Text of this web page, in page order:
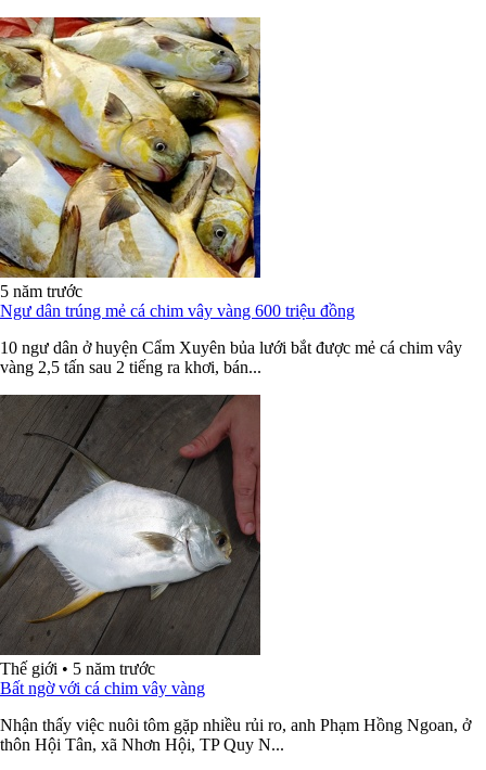
5 năm trước
Ngư dân trúng mẻ cá chim vây vàng 600 triệu đồng
10 ngư dân ở huyện Cẩm Xuyên bủa lưới bắt được mẻ cá chim vây
vàng 2,5 tấn sau 2 tiếng ra khơi, bán...
Thế giới • 5 năm trước
Bất ngờ với cá chim vây vàng
Nhận thấy việc nuôi tôm gặp nhiều rủi ro, anh Phạm Hồng Ngoan, ở
thôn Hội Tân, xã Nhơn Hội, TP Quy N...